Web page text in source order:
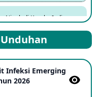
Nipah di Kerala, India
Infeksi Emerging
2026